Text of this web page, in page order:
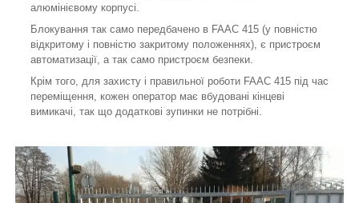
алюмінієвому корпусі.
Блокування так само передбачено в FAAC 415 (у повністю
відкритому і повністю закритому положеннях), є пристроєм
автоматизації, а так само пристроєм безпеки.
Крім того, для захисту і правильної роботи FAAC 415 під час
переміщення, кожен оператор має вбудовані кінцеві
вимикачі, так що додаткові зупинки не потрібні.